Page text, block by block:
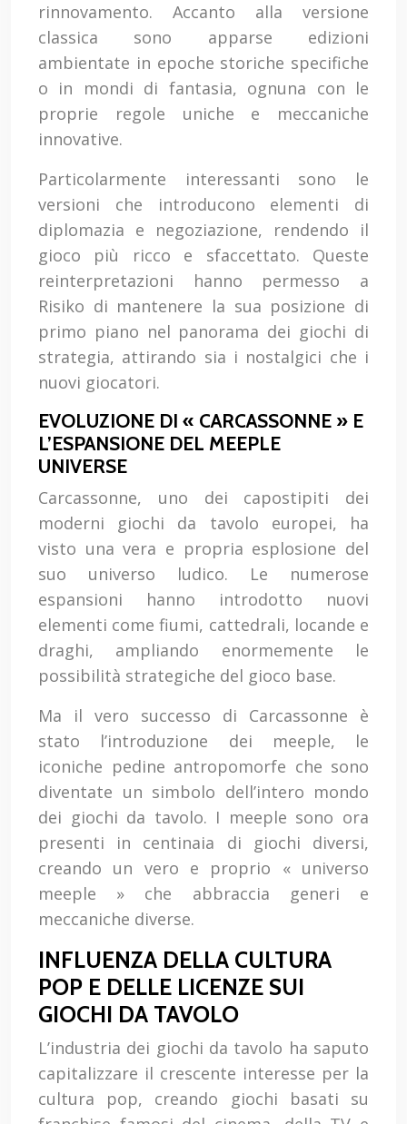
rinnovamento. Accanto alla versione
classica sono apparse edizioni
ambientate in epoche storiche specifiche
o in mondi di fantasia, ognuna con le
proprie regole uniche e meccaniche
innovative.
Particolarmente interessanti sono le
versioni che introducono elementi di
diplomazia e negoziazione, rendendo il
gioco più ricco e sfaccettato. Queste
reinterpretazioni hanno permesso a
Risiko di mantenere la sua posizione di
primo piano nel panorama dei giochi di
strategia, attirando sia i nostalgici che i
nuovi giocatori.
EVOLUZIONE DI « CARCASSONNE » E
L’ESPANSIONE DEL MEEPLE
UNIVERSE
Carcassonne, uno dei capostipiti dei
moderni giochi da tavolo europei, ha
visto una vera e propria esplosione del
suo universo ludico. Le numerose
espansioni hanno introdotto nuovi
elementi come fiumi, cattedrali, locande e
draghi, ampliando enormemente le
possibilità strategiche del gioco base.
Ma il vero successo di Carcassonne è
stato l’introduzione dei meeple, le
iconiche pedine antropomorfe che sono
diventate un simbolo dell’intero mondo
dei giochi da tavolo. I meeple sono ora
presenti in centinaia di giochi diversi,
creando un vero e proprio « universo
meeple » che abbraccia generi e
meccaniche diverse.
INFLUENZA DELLA CULTURA
POP E DELLE LICENZE SUI
GIOCHI DA TAVOLO
L’industria dei giochi da tavolo ha saputo
capitalizzare il crescente interesse per la
cultura pop, creando giochi basati su